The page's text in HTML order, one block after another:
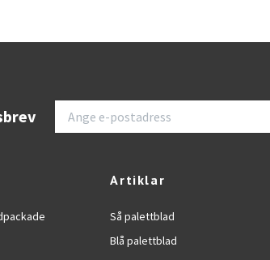
Artiklar
Så palettblad
Blå palettblad